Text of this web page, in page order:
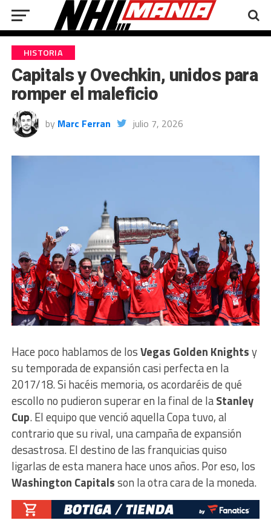
HISTORIA
Capitals y Ovechkin, unidos para
romper el maleficio
by Marc Ferran julio 7, 2026
Hace poco hablamos de losVegas Golden Knightsy
su temporada de expansión casi perfecta en la
2017/18. Si hacéis memoria, os acordaréis de qué
escollo no pudieron superar en la final de laStanley
Cup. El equipo que venció aquella Copa tuvo, al
contrario que su rival, una campaña de expansión
desastrosa. El destino de las franquicias quiso
ligarlas de esta manera hace unos años. Por eso, los
Washington Capitalsson la otra cara de la moneda.